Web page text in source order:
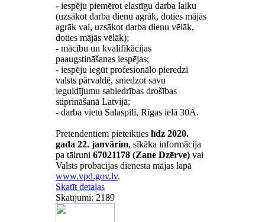
- iespēju piemērot elastīgu darba laiku
(uzsākot darba dienu agrāk, doties mājās
agrāk vai, uzsākot darba dienu vēlāk,
doties mājās vēlāk);
- mācību un kvalifikācijas
paaugstināšanas iespējas;
- iespēju iegūt profesionālo pieredzi
valsts pārvaldē, sniedzot savu
ieguldījumu sabiedrības drošības
stiprināšanā Latvijā;
- darba vietu Salaspilī, Rīgas ielā 30A.
Pretendentiem pieteiktieslīdz 2020.
gada 22. janvārim, sīkāka informācija
pa tālruni67021178 (Zane Dzērve) vai
Valsts probācijas dienesta mājas lapā
www.vpd.gov.lv.
Skatīt detaļas
Skatījumi: 2189